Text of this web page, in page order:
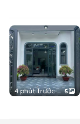
4 phút trước 5